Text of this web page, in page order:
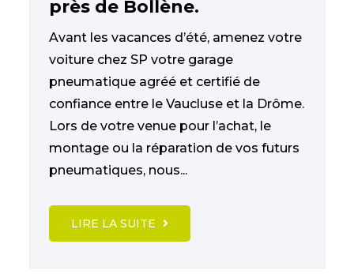
près de Bollène.
Avant les vacances d’été, amenez votre
voiture chez SP votre garage
pneumatique agréé et certifié de
confiance entre le Vaucluse et la Drôme.
Lors de votre venue pour l’achat, le
montage ou la réparation de vos futurs
pneumatiques, nous...
LIRE LA SUITE